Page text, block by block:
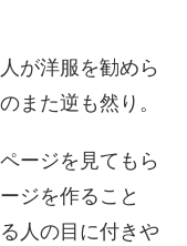
が洋服を勧めら
また逆も然り。
ージを見てもら
ジを作ること
人の目に付きや